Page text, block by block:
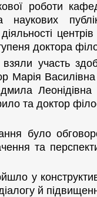
роботи
наукових
доктора
взяли участь
Марія
Леонідівна
та доктор
було
та
у
й